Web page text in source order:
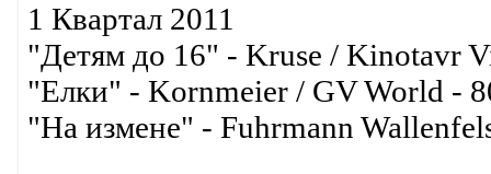
1 Квартал 2011
"Детям до 16" - Kruse / Kinotavr
"Елки" - Kornmeier / GV World -
"На измене" - Fuhrmann